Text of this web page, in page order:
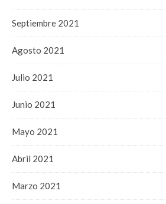
Septiembre 2021
Agosto 2021
Julio 2021
Junio 2021
Mayo 2021
Abril 2021
Marzo 2021